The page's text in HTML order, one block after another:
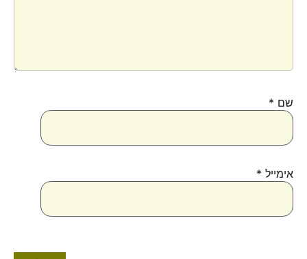
שם *
אימייל *